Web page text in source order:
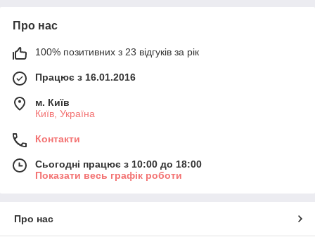
Про нас
100% позитивних з 23 відгуків за рік
Працює з 16.01.2016
м. Київ
Київ, Україна
Контакти
Сьогодні працює з 10:00 до 18:00
Показати весь графік роботи
Про нас